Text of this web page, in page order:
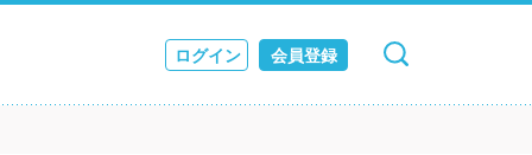
ログイン 会員登録
検索 キャンセル